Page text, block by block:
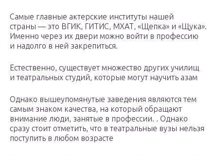
Самые главные актерские институты нашей
страны — это ВГИК, ГИТИС, МХАТ, «Щепка» и «Щука».
Именно через их двери можно войти в профессию
и надолго в ней закрепиться.
Естественно, существует множество других училищ
и театральных студий, которые могут научить азам
Однако вышеупомянутые заведения являются тем
самым знаком качества, на который обращают
внимание люди, занятые в профессии. . Однако
сразу стоит отметить, что в театральные вузы нельзя
поступить в любом возрасте